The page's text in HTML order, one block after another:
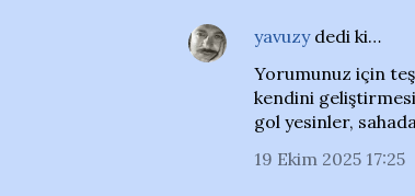
yavuzydedi ki…
Yorumunuz için
kendini
gol yesinler,
19 Ekim 2025 17:25